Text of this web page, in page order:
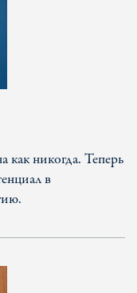
никогда. Теперь
в